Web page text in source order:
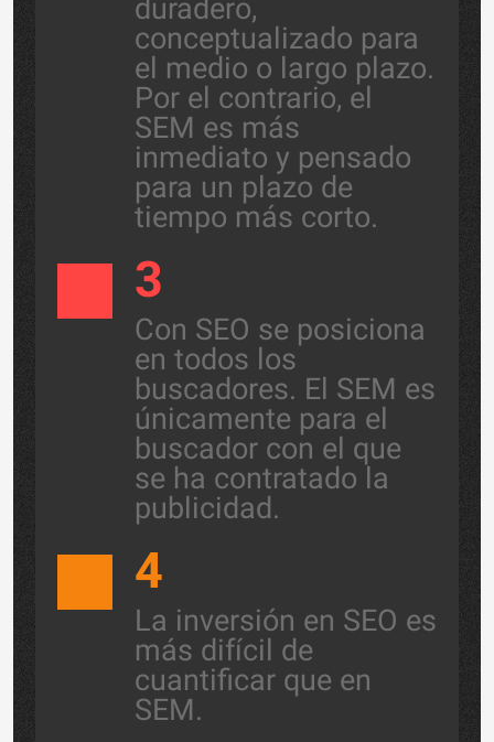
duradero,
conceptualizado para
el medio o largo plazo.
Por el contrario, el
SEM es más
inmediato y pensado
para un plazo de
tiempo más corto.
3
Con SEO se posiciona
en todos los
buscadores. El SEM es
únicamente para el
buscador con el que
se ha contratado la
publicidad.
4
La inversión en SEO es
más difícil de
cuantificar que en
SEM.